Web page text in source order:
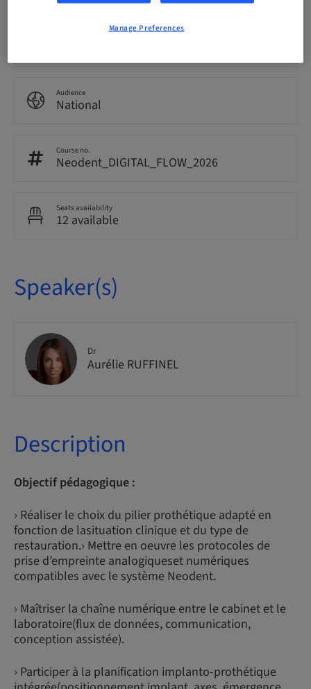
Audience
National
Course no.
Neodent_DIGITAL_FLOW_2026
Seats availability
12 available
Speaker(s)
Dr
Aurélie RUFFINEL
Description
Objectif pédagogique :
› Réaliser le choix du pilier prothétique adapté en
fonction de lasituation clinique et du type de
restauration.› Mettre en oeuvre les protocoles de
prise d’empreinte analogiqueset numériques
compatibles avec le système Neodent.
› Maîtriser la chaîne numérique entre le cabinet et le
laboratoire(flux de données, communication,
conception assistée).
› Participer à la planification implanto-prothétique
Manage Preferences